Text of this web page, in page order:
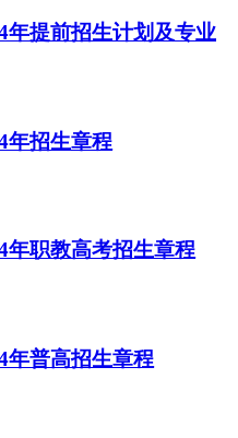
年提前招生计划及专业
年招生章程
年职教高考招生章程
年普高招生章程